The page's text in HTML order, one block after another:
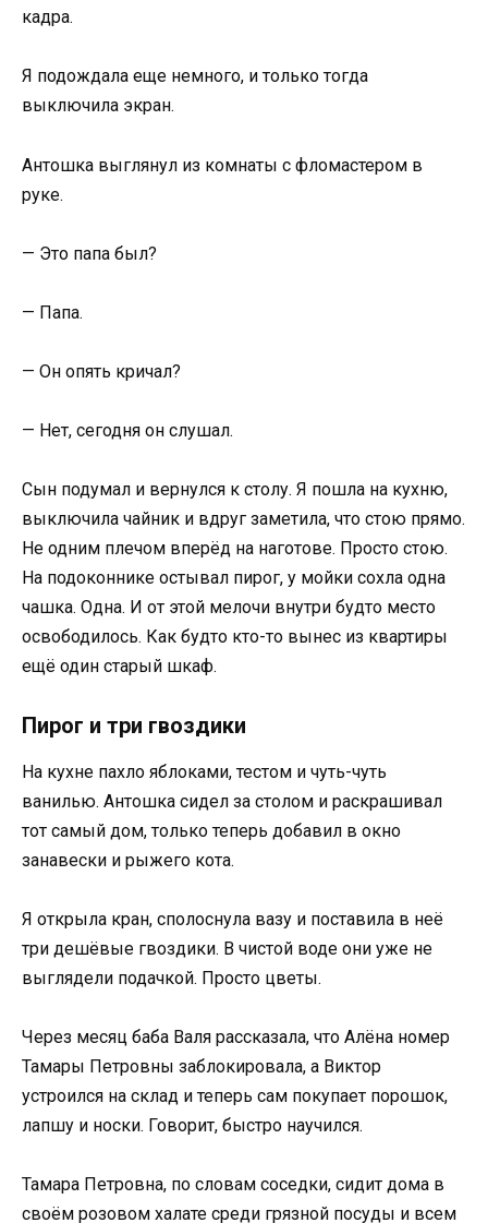
кадра.
Я подождала еще немного, и только тогда
выключила экран.
Антошка выглянул из комнаты с фломастером в
руке.
— Это папа был?
— Папа.
— Он опять кричал?
— Нет, сегодня он слушал.
Сын подумал и вернулся к столу. Я пошла на кухню,
выключила чайник и вдруг заметила, что стою прямо.
Не одним плечом вперёд на наготове. Просто стою.
На подоконнике остывал пирог, у мойки сохла одна
чашка. Одна. И от этой мелочи внутри будто место
освободилось. Как будто кто-то вынес из квартиры
ещё один старый шкаф.
Пирог и три гвоздики
На кухне пахло яблоками, тестом и чуть-чуть
ванилью. Антошка сидел за столом и раскрашивал
тот самый дом, только теперь добавил в окно
занавески и рыжего кота.
Я открыла кран, сполоснула вазу и поставила в неё
три дешёвые гвоздики. В чистой воде они уже не
выглядели подачкой. Просто цветы.
Через месяц баба Валя рассказала, что Алёна номер
Тамары Петровны заблокировала, а Виктор
устроился на склад и теперь сам покупает порошок,
лапшу и носки. Говорит, быстро научился.
Тамара Петровна, по словам соседки, сидит дома в
своём розовом халате среди грязной посуды и всем